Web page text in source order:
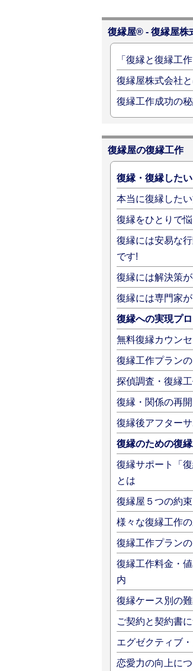
復縁屋® - 復縁屋株
「復縁と復縁工
復縁屋株式会社
復縁工作成功の
復縁屋の復縁工作
復縁・復縁したい
本当に復縁した
復縁をひとりで
復縁には安易な
です!
復縁には解決策
復縁には専門家
復縁への実現プ
無料復縁カウン
復縁工作プラン
探偵調査・復縁
復縁・関係の再開
復縁後アフターサ
復縁のための復
復縁サポート「復
とは
復縁屋５つの約束
様々な復縁工作
復縁工作プラン
復縁工作料金・
内
復縁ケース別の
ご契約と契約書
エグゼクティブ
恋愛力の向上に